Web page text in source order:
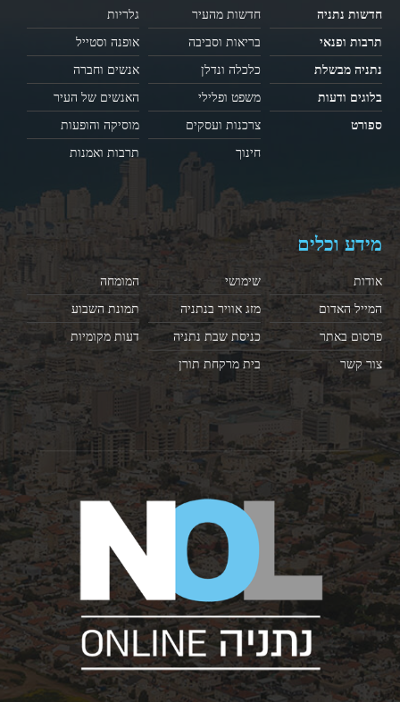
חדשות נתניה
תרבות ופנאי
נתניה מבשלת
בלוגים ודעות
ספורט
חדשות מהעיר
בריאות וסביבה
כלכלה ונדלן
משפט ופלילי
צרכנות ועסקים
חינוך
גלריות
אופנה וסטייל
אנשים וחברה
האנשים של העיר
מוסיקה והופעות
תרבות ואמנות
מידע וכלים
אודות
המייל האדום
פרסום באתר
צור קשר
שימושי
מזג אוויר בנתניה
כניסת שבת נתניה
בית מרקחת תורן
המומחה
תמונת השבוע
דעות מקומיות